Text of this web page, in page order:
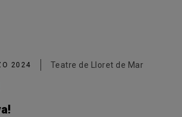
2024 Teatre de Lloret de Mar